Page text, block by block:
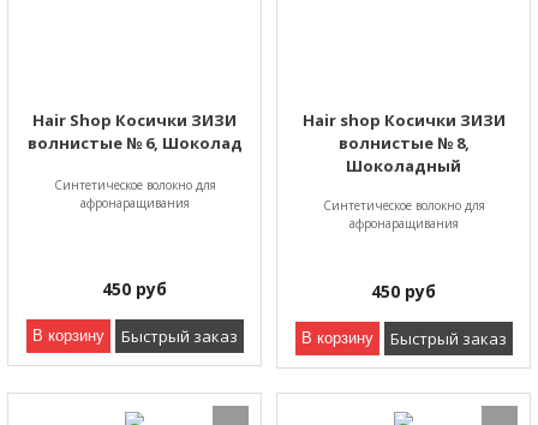
Hair Shop Косички ЗИЗИ
волнистые № 6, Шоколад
Синтетическое волокно для
афронаращивания
450 руб
В корзину Быстрый заказ
Hair shop Косички ЗИЗИ
волнистые № 8,
Шоколадный
Синтетическое волокно для
афронаращивания
450 руб
В корзину Быстрый заказ